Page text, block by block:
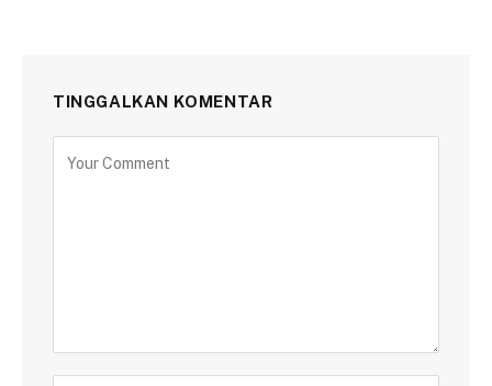
TINGGALKAN KOMENTAR